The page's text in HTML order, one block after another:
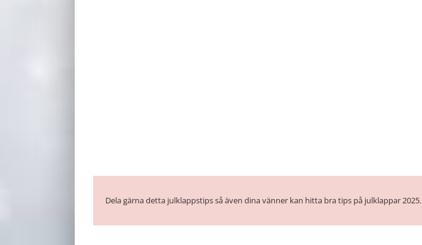
Dela gärna detta julklappstips så även dina vänner kan hitta bra tips på julklappar 2025.